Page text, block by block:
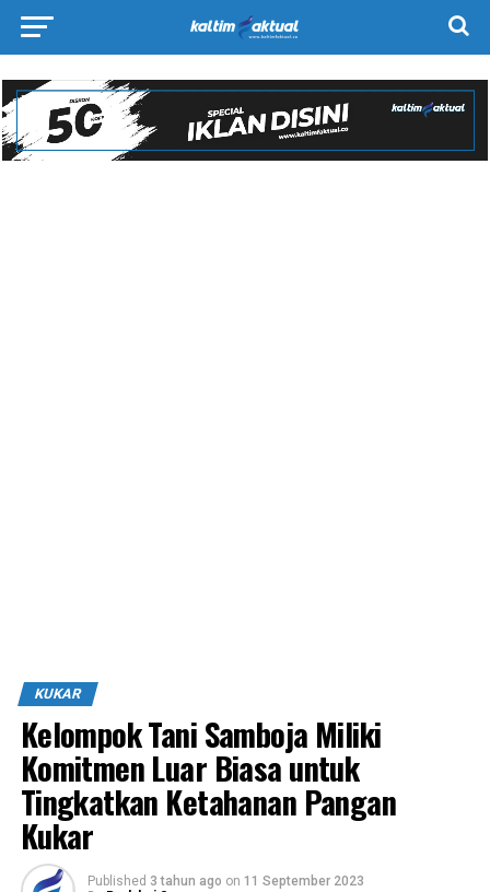
KUKAR
Kelompok Tani Samboja Miliki
Komitmen Luar Biasa untuk
Tingkatkan Ketahanan Pangan
Kukar
Published 3 tahun ago on 11 September 2023